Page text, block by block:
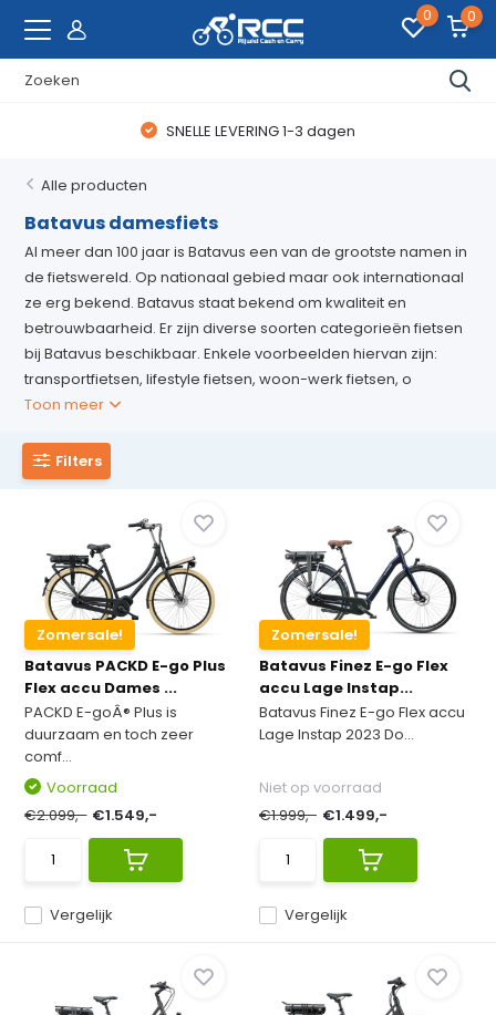
0 0
WAANZINNIGE FIETSDEALS
Alle producten
Batavus damesfiets
Al meer dan 100 jaar is Batavus een van de grootste namen in
de fietswereld. Op nationaal gebied maar ook internationaal
ze erg bekend. Batavus staat bekend om kwaliteit en
betrouwbaarheid. Er zijn diverse soorten categorieën fietsen
bij Batavus beschikbaar. Enkele voorbeelden hiervan zijn:
transportfietsen, lifestyle fietsen, woon-werk fietsen, o
Toon meer
Filters
Zomersale!
Batavus PACKD E-go Plus
Flex accu Dames ...
PACKD E-goÂ® Plus is
duurzaam en toch zeer
comf...
Vergelijk
Voorraad
€2.099,- €1.549,-
Zomersale!
Batavus Finez E-go Flex
accu Lage Instap...
Batavus Finez E-go Flex accu
Lage Instap 2023 Do...
Vergelijk
Niet op voorraad
€1.999,- €1.499,-